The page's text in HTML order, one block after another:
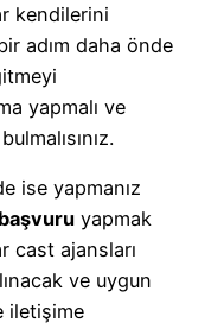
kendilerini
adım daha önde
yapmalı ve
ise yapmanız
yapmak
cast ajansları
ve uygun
iletişime